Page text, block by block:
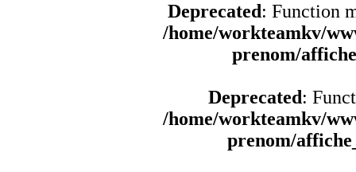
Deprecated: Function
/home/workteamkv/
prenom/
Deprecated:
/home/workteamkv/
prenom/